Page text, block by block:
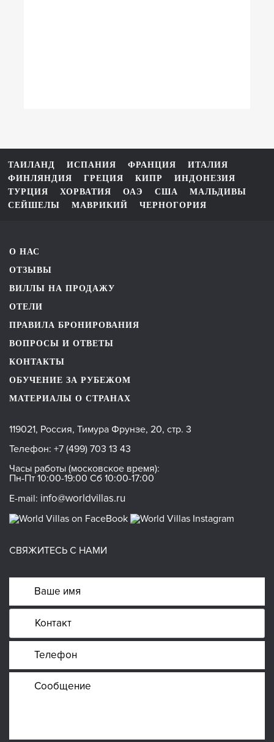
ТАИЛАНД ИСПАНИЯ ФРАНЦИЯ
ИТАЛИЯ
ФИНЛЯНДИЯ
ГРЕЦИЯ КИПР
ИНДОНЕЗИЯ
ТУРЦИЯ
ХОРВАТИЯ ОАЭ США
МАЛЬДИВЫ
СЕЙШЕЛЫ
МАВРИКИЙ ЧЕРНОГОРИЯ
О НАС
ОТЗЫВЫ
ВИЛЛЫ НА ПРОДАЖУ
ОТЕЛИ
ПРАВИЛА БРОНИРОВАНИЯ
ВОПРОСЫ И ОТВЕТЫ
КОНТАКТЫ
ОБУЧЕНИЕ ЗА РУБЕЖОМ
МАТЕРИАЛЫ О СТРАНАХ
119021, Россия, Тимура Фрунзе, 20, стр. 3
Телефон: +7 (499) 703 13 43
Часы работы (московское время):
Пн-Пт 10:00-19:00 Сб 10:00-17:00
E-mail: info@worldvillas.ru
СВЯЖИТЕСЬ С НАМИ